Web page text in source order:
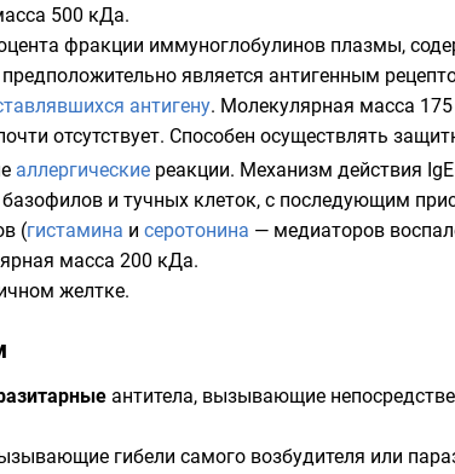
500 кДа.
фракции иммуноглобулинов плазмы,
является антигенным
антигену. Молекулярная масса
отсутствует. Способен осуществлять
аллергические реакции. Механизм действия
и тучных клеток, с последующим
(гистамина и серотонина — медиаторов
масса 200 кДа.
желтке.
антитела, вызывающие
гибели самого возбудителя или